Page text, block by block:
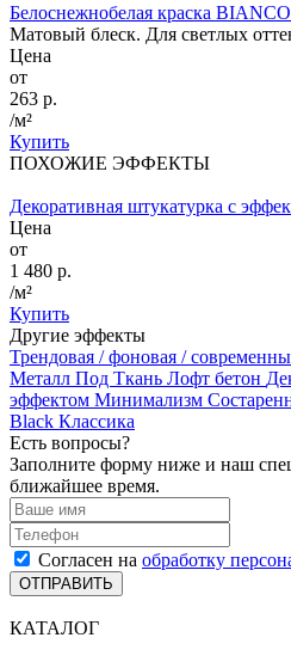
Белоснежнобелая краска
Матовый блеск. Для светлых
Цена
от
263 р.
/м²
Купить
ПОХОЖИЕ ЭФФЕКТЫ
Декоративная штукатурка с
Цена
от
1 480 р.
/м²
Купить
Другие эффекты
Трендовая / фоновая /
Металл Под Ткань Лофт бетон
эффектом Минимализм
Black Классика
Есть вопросы?
Заполните форму ниже и наш
ближайшее время.
Согласен на обработку
ОТПРАВИТЬ
КАТАЛОГ